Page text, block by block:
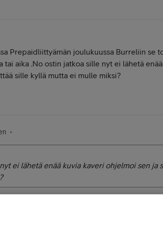
Prepaidliittyämän joulukuussa Burreliin se
tai aika .No ostin jatkoa sille nyt ei lähetä
sille kyllä mutta ei mulle miksi?
ei lähetä enää kuvia kaveri ohjelmoi sen ja
asetettu lähettämään kuvat sekä sinulle että